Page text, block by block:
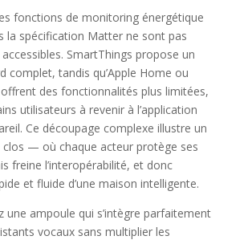
fonctions de monitoring énergétique
la spécification Matter ne sont pas
SmartThings propose un
complet, tandis qu’Apple Home ou
des fonctionnalités plus limitées,
utilisateurs à revenir à l’application
Ce découpage complexe illustre un
clos — où chaque acteur protège ses
freine l’interopérabilité, et donc
et fluide d’une maison intelligente.
une ampoule qui s’intègre parfaitement
vocaux sans multiplier les